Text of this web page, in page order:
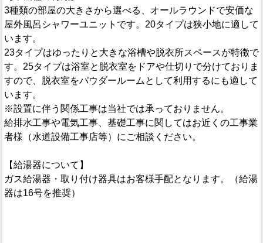
3種類の部屋の大きさから選べる、オールラウンドで安価な
屋外風呂シャワーユニットです。20タイプは狭小地に適して
います。
23タイプはゆったりと大きな浴槽や脱衣所スペースが特徴で
す。25タイプは浴室と脱衣室をドアや仕切りで分けておりま
すので、脱衣室をパウダールームとして利用するにも適して
います。
※設置に伴う関係工事は当社では承っておりません。
給排水工事や電気工事、基礎工事に関してはお近くの工事業
者様（水道設備工事店等）にご相談ください。
【給湯器について】
ガス給湯器・取り付け器具はお客様手配となります。（給湯
器は16号を推奨）